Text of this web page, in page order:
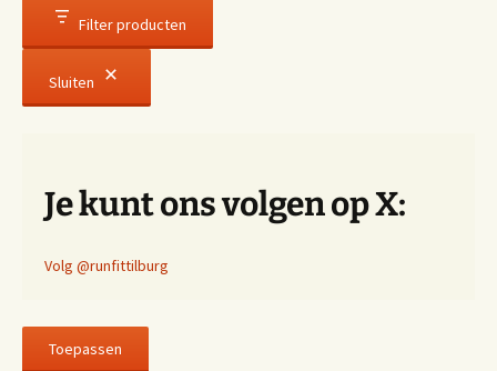
Filter producten
Sluiten
Je kunt ons volgen op X:
Volg @runfittilburg
Toepassen